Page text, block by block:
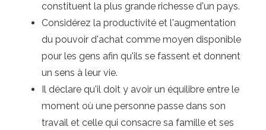
constituent la plus grande richesse d'un pays.
Considérez la productivité et l'augmentation
du pouvoir d'achat comme moyen disponible
pour les gens afin qu'ils se fassent et donnent
un sens à leur vie.
Il déclare qu'il doit y avoir un équilibre entre le
moment où une personne passe dans son
travail et celle qui consacre sa famille et ses